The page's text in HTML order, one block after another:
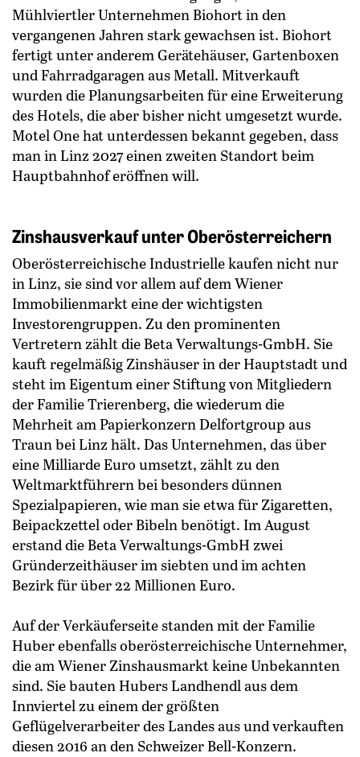
Mühlviertler Unternehmen Biohort in den
vergangenen Jahren stark gewachsen ist. Biohort
fertigt unter anderem Gerätehäuser, Gartenboxen
und Fahrradgaragen aus Metall. Mitverkauft
wurden die Planungsarbeiten für eine Erweiterung
des Hotels, die aber bisher nicht umgesetzt wurde.
Motel One hat unterdessen bekannt gegeben, dass
man in Linz 2027 einen zweiten Standort beim
Hauptbahnhof eröffnen will.
Zinshausverkauf unter Oberösterreichern
Oberösterreichische Industrielle kaufen nicht nur
in Linz, sie sind vor allem auf dem Wiener
Immobilienmarkt eine der wichtigsten
Investorengruppen. Zu den prominenten
Vertretern zählt die Beta Verwaltungs-GmbH. Sie
kauft regelmäßig Zinshäuser in der Hauptstadt und
steht im Eigentum einer Stiftung von Mitgliedern
der Familie Trierenberg, die wiederum die
Mehrheit am Papierkonzern Delfortgroup aus
Traun bei Linz hält. Das Unternehmen, das über
eine Milliarde Euro umsetzt, zählt zu den
Weltmarktführern bei besonders dünnen
Spezialpapieren, wie man sie etwa für Zigaretten,
Beipackzettel oder Bibeln benötigt. Im August
erstand die Beta Verwaltungs-GmbH zwei
Gründerzeithäuser im siebten und im achten
Bezirk für über 22 Millionen Euro.
Auf der Verkäuferseite standen mit der Familie
Huber ebenfalls oberösterreichische Unternehmer,
die am Wiener Zinshausmarkt keine Unbekannten
sind. Sie bauten Hubers Landhendl aus dem
Innviertel zu einem der größten
Geflügelverarbeiter des Landes aus und verkauften
diesen 2016 an den Schweizer Bell-Konzern.